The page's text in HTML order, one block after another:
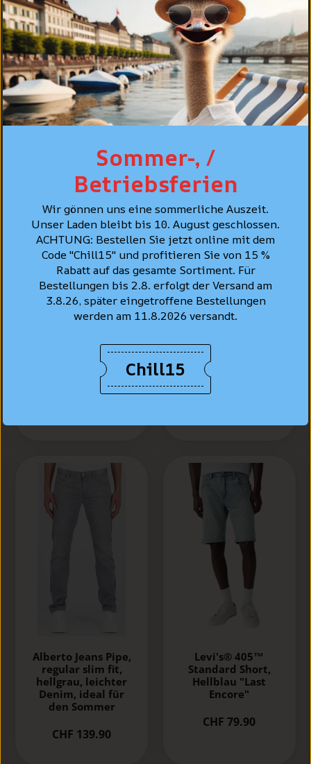
PERSÖNLICHE BERATUNG
BESTSELLER
Taper Jeans,
vewaschen "Call It
Levi's® Jeans
Hemd Standard
Noche"
CHF 99.90
Alberto Jeans Pipe,
regular slim fit,
hellgrau, leichter
Denim, ideal für
den Sommer
CHF 139.90
Levi's® 405™
Standard Short,
Hellblau "Last
Encore"
CHF 79.90
Sommer-, /
Betriebsferien
Wir gönnen uns eine sommerliche Auszeit.
Unser Laden bleibt bis 10. August geschlossen.
ACHTUNG: Bestellen Sie jetzt online mit dem
Code "Chill15" und profitieren Sie von 15 %
Rabatt auf das gesamte Sortiment. Für
Bestellungen bis 2.8. erfolgt der Versand am
3.8.26, später eingetroffene Bestellungen
werden am 11.8.2026 versandt.
Chill15